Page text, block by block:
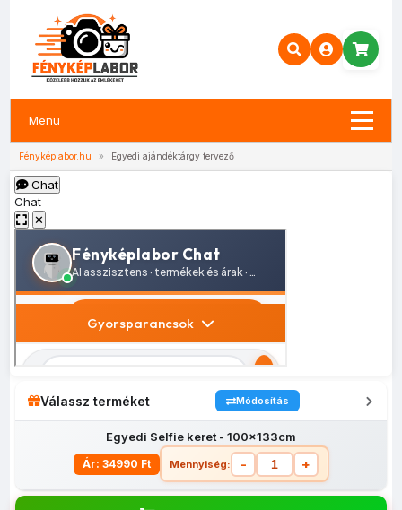
Menü
Fényképlabor.hu » Egyedi ajándéktárgy tervező
Chat
Chat
✕
Válassz terméket Módosítás
Egyedi Selfie keret - 100x133cm
Ár: 34990 Ft Mennyiség: - +